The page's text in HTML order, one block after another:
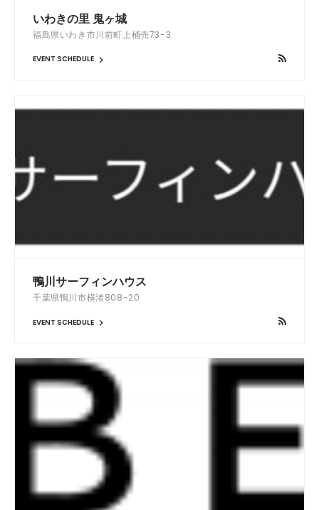
いわきの里 鬼ヶ城
福島県いわき市川前町上桶売73-3
EVENT SCHEDULE
鴨川サーフィンハウス
千葉県鴨川市横渚808-20
EVENT SCHEDULE